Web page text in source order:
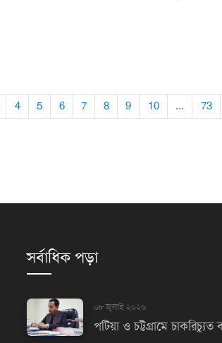
4 5 6 7 8 9 10 ... 73
সর্বাধিক পড়া
০৮ জুলাই ২০২৬
পটিয়া ও চট্টগ্রামে চাকরিচ্যুত